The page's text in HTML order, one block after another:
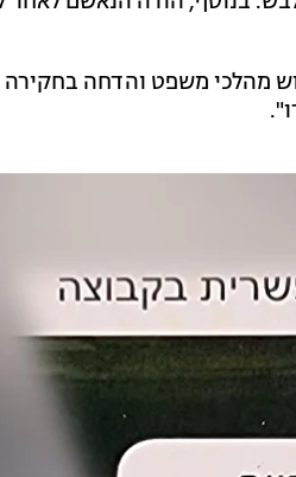
מהלכי משפט והדחה